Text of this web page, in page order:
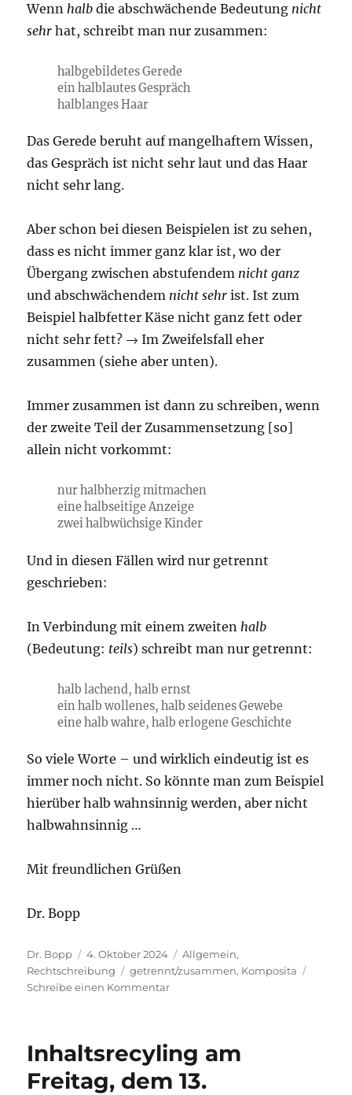
Wennhalb die abschwächende Bedeutung nicht
sehr hat, schreibt man nur zusammen:
halbgebildetes Gerede
ein halblautes Gespräch
halblanges Haar
Das Gerede beruht auf mangelhaftem Wissen,
das Gespräch ist nicht sehr laut und das Haar
nicht sehr lang.
Aber schon bei diesen Beispielen ist zu sehen,
dass es nicht immer ganz klar ist, wo der
Übergang zwischen abstufendem nicht ganz
und abschwächendem nicht sehr ist. Ist zum
Beispiel halbfetter Käse nicht ganz fett oder
nicht sehr fett? → Im Zweifelsfall eher
zusammen (siehe aber unten).
Immer zusammen ist dann zu schreiben, wenn
der zweite Teil der Zusammensetzung [so]
allein nicht vorkommt:
nur halbherzig mitmachen
eine halbseitige Anzeige
zwei halbwüchsige Kinder
Und in diesen Fällen wird nur getrennt
geschrieben:
In Verbindung mit einem zweiten halb
(Bedeutung: teils) schreibt man nur getrennt:
halb lachend, halb ernst
ein halb wollenes, halb seidenes Gewebe
eine halb wahre, halb erlogene Geschichte
So viele Worte – und wirklich eindeutig ist es
immer noch nicht. So könnte man zum Beispiel
hierüber halb wahnsinnig werden, aber nicht
halbwahnsinnig …
Mit freundlichen Grüßen
Dr. Bopp
Autor
Dr. Bopp
Veröffentlicht
am
4. Oktober 2024 Kategorien
Allgemein,
Rechtschreibung
Schlagwörter
getrennt/zusammen, Komposita
Schreibe einen Kommentarzu
Geschichte
oder
eine
Inhaltsrecyling am
Freitag, dem 13.